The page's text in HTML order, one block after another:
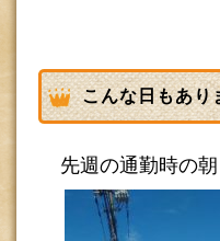
こんな日もあり
先週の通勤時の朝